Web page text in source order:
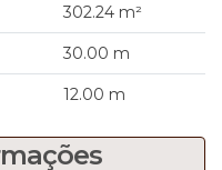
302.24 m²
30.00 m
12.00 m